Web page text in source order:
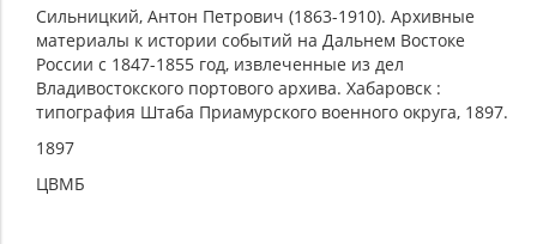
Сильницкий, Антон Петрович (1863-1910). Архивные
материалы к истории событий на Дальнем Востоке
России с 1847-1855 год, извлеченные из дел
Владивостокского портового архива. Хабаровск :
типография Штаба Приамурского военного округа, 1897.
1897
ЦВМБ